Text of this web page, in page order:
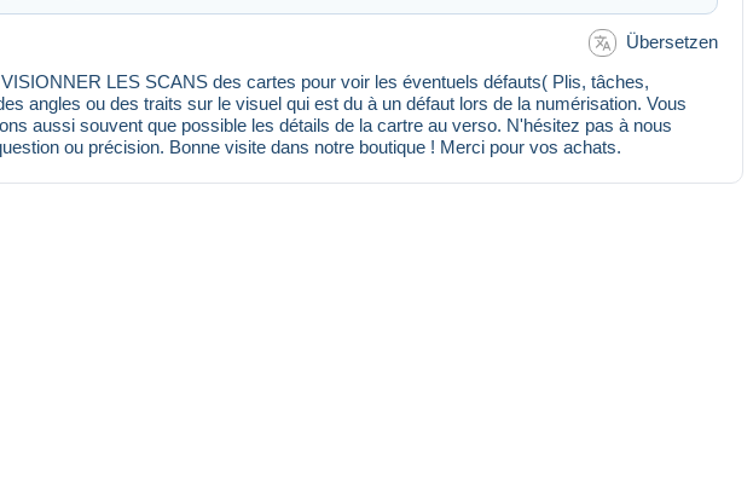
Übersetzen
LES SCANS des cartes pour voir les éventuels défauts( Plis, tâches,
angles ou des traits sur le visuel qui est du à un défaut lors de la numérisation. Vous
aussi souvent que possible les détails de la cartre au verso. N'hésitez pas à nous
ou précision. Bonne visite dans notre boutique ! Merci pour vos achats.